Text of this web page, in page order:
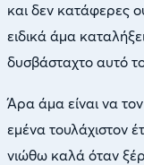
και δεν κατάφερες
ειδικά άμα
δυσβάσταχτο αυτό
Άρα άμα είναι να
εμένα τουλάχιστον
νιώθω καλά όταν